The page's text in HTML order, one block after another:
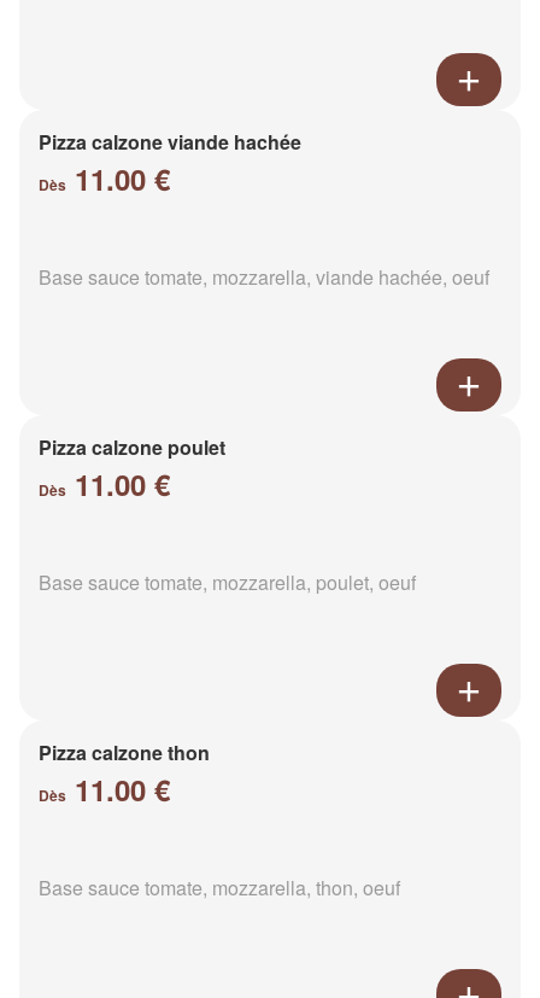
Pizza calzone viande hachée
Dès 11.00 €
Base sauce tomate, mozzarella, viande hachée, oeuf
Pizza calzone poulet
Dès 11.00 €
Base sauce tomate, mozzarella, poulet, oeuf
Pizza calzone thon
Dès 11.00 €
Base sauce tomate, mozzarella, thon, oeuf